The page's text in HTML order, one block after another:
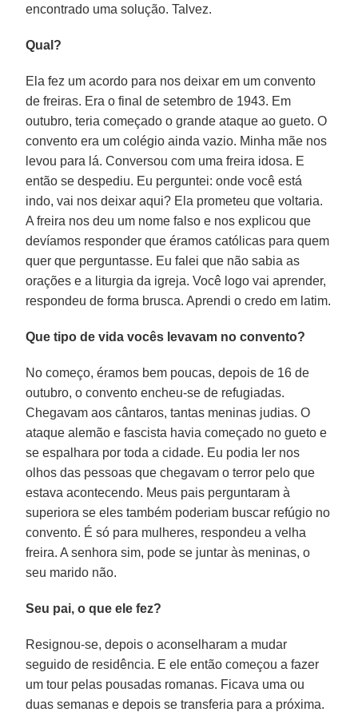
encontrado uma solução. Talvez.
Qual?
Ela fez um acordo para nos deixar em um convento
de freiras. Era o final de setembro de 1943. Em
outubro, teria começado o grande ataque ao gueto. O
convento era um colégio ainda vazio. Minha mãe nos
levou para lá. Conversou com uma freira idosa. E
então se despediu. Eu perguntei: onde você está
indo, vai nos deixar aqui? Ela prometeu que voltaria.
A freira nos deu um nome falso e nos explicou que
devíamos responder que éramos católicas para quem
quer que perguntasse. Eu falei que não sabia as
orações e a liturgia da igreja. Você logo vai aprender,
respondeu de forma brusca. Aprendi o credo em latim.
Que tipo de vida vocês levavam no convento?
No começo, éramos bem poucas, depois de 16 de
outubro, o convento encheu-se de refugiadas.
Chegavam aos cântaros, tantas meninas judias. O
ataque alemão e fascista havia começado no gueto e
se espalhara por toda a cidade. Eu podia ler nos
olhos das pessoas que chegavam o terror pelo que
estava acontecendo. Meus pais perguntaram à
superiora se eles também poderiam buscar refúgio no
convento. É só para mulheres, respondeu a velha
freira. A senhora sim, pode se juntar às meninas, o
seu marido não.
Seu pai, o que ele fez?
Resignou-se, depois o aconselharam a mudar
seguido de residência. E ele então começou a fazer
um tour pelas pousadas romanas. Ficava uma ou
duas semanas e depois se transferia para a próxima.